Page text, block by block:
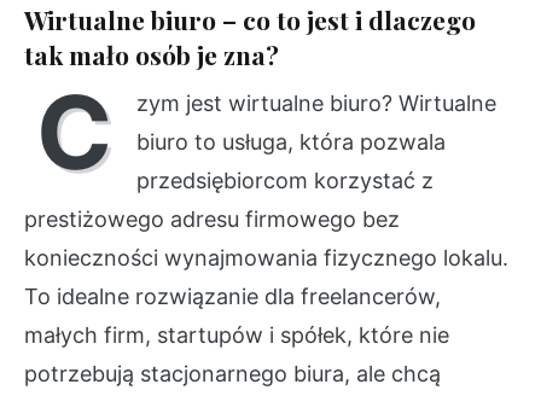
Wirtualne biuro – co to jest i dlaczego
tak mało osób je zna?
C
zym jest wirtualne biuro? Wirtualne
biuro to usługa, która pozwala
przedsiębiorcom korzystać z
prestiżowego adresu firmowego bez
konieczności wynajmowania fizycznego lokalu.
To idealne rozwiązanie dla freelancerów,
małych firm, startupów i spółek, które nie
potrzebują stacjonarnego biura, ale chcą